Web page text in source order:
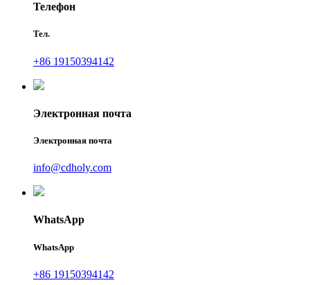
Телефон
Тел.
+86 19150394142
Электронная почта
Электронная почта
info@cdholy.com
WhatsApp
WhatsApp
+86 19150394142